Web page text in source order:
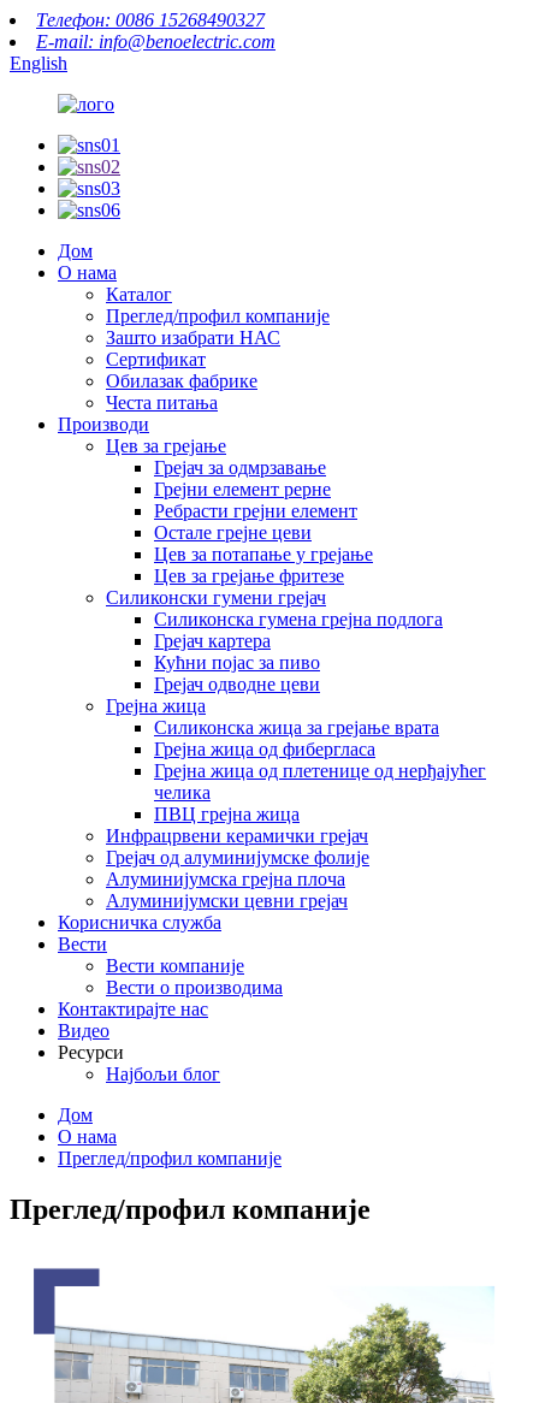
Телефон: 0086 15268490327
E-mail: info@benoelectric.com
English
Дом
О нама
Каталог
Преглед/профил компаније
Зашто изабрати НАС
Сертификат
Обилазак фабрике
Честа питања
Производи
Цев за грејање
Грејач за одмрзавање
Грејни елемент рерне
Ребрасти грејни елемент
Остале грејне цеви
Цев за потапање у грејање
Цев за грејање фритезе
Силиконски гумени грејач
Силиконска гумена грејна подлога
Грејач картера
Кућни појас за пиво
Грејач одводне цеви
Грејна жица
Силиконска жица за грејање врата
Грејна жица од фибергласа
Грејна жица од плетенице од нерђајућег
челика
ПВЦ грејна жица
Инфрацрвени керамички грејач
Грејач од алуминијумске фолије
Алуминијумска грејна плоча
Алуминијумски цевни грејач
Корисничка служба
Вести
Вести компаније
Вести о производима
Контактирајте нас
Видео
Ресурси
Најбољи блог
Дом
О нама
Преглед/профил компаније
Преглед/профил компаније